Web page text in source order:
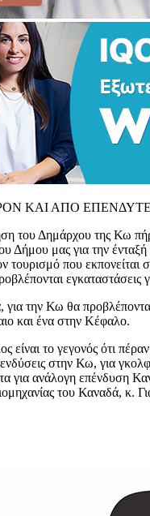
ΚΑΙ ΑΠΟ
του Δημάρχου της Κω
Δήμου μας για την ένταξή
τουρισμό που εκπονείται
εγκαταστάσεις
για την Κω θα
και ένα στην Κέφαλο.
είναι το γεγονός ότι
στην Κω, για
για ανάλογη επένδυση
του Καναδά, κ.